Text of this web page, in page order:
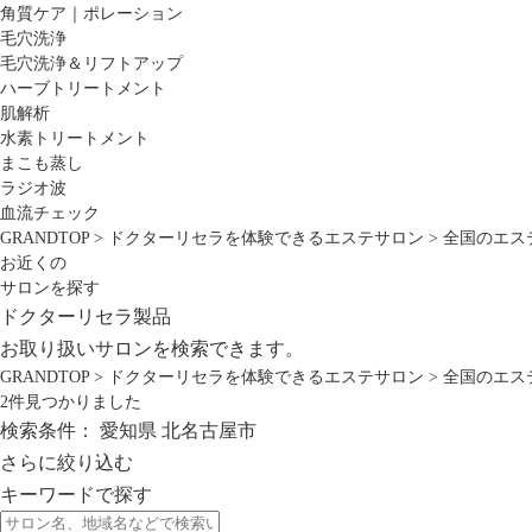
角質ケア｜ポレーション
毛穴洗浄
毛穴洗浄＆リフトアップ
ハーブトリートメント
肌解析
水素トリートメント
まこも蒸し
ラジオ波
血流チェック
GRANDTOP> ドクターリセラを体験できるエステサロン > 全国のエス
お近くの
サロンを探す
ドクターリセラ製品
お取り扱いサロンを検索できます。
GRANDTOP> ドクターリセラを体験できるエステサロン > 全国のエス
2件見つかりました
検索条件： 愛知県 北名古屋市
さらに絞り込む
キーワードで探す